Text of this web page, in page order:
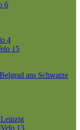
6
4
15
ans Schwarze
Leipzig
13